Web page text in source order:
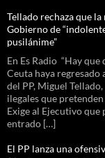
Tellado rechaza que
Gobierno de
pusilánime”
En Es Radio “Hay
Ceuta haya regresado
del PP, Miguel
ilegales que
Exige al Ejecutivo que
entrado […]
El PP lanza una